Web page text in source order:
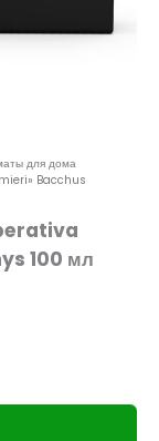
для дома
Bacchus
100 мл